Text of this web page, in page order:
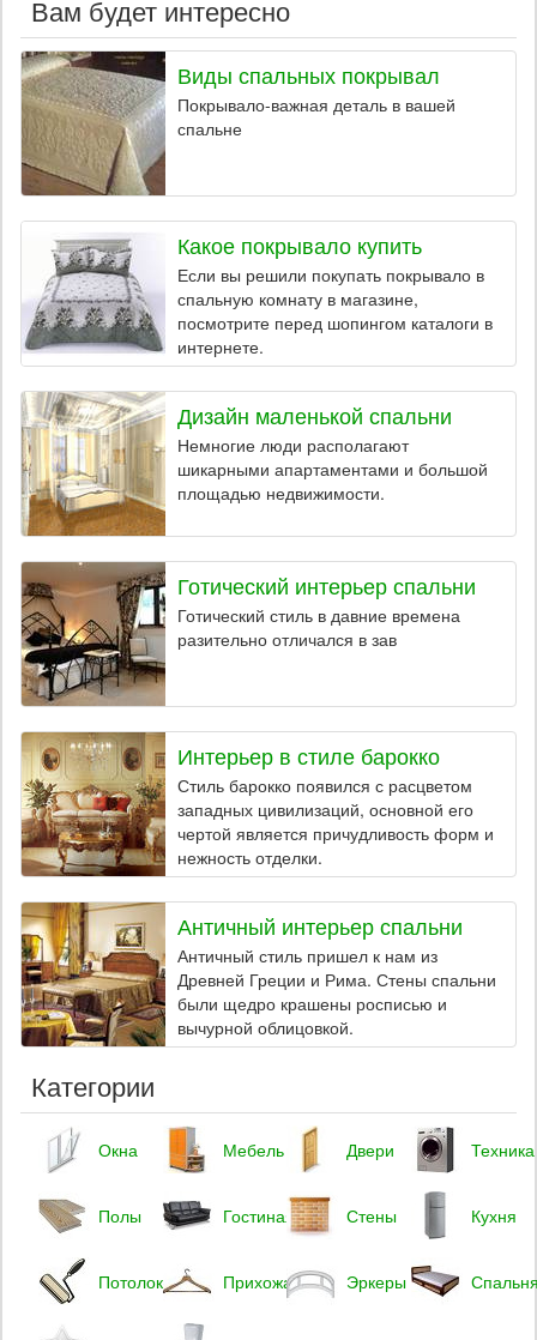
Вам будет интересно
Виды спальных покрывал
Покрывало-важная деталь в вашей
спальне
Какое покрывало купить
Если вы решили покупать покрывало в
спальную комнату в магазине,
посмотрите перед шопингом каталоги в
интернете.
Дизайн маленькой спальни
Немногие люди располагают
шикарными апартаментами и большой
площадью недвижимости.
Готический интерьер спальни
Готический стиль в давние времена
разительно отличался в зав
Интерьер в стиле барокко
Стиль барокко появился с расцветом
западных цивилизаций, основной его
чертой является причудливость форм и
нежность отделки.
Античный интерьер спальни
Античный стиль пришел к нам из
Древней Греции и Рима. Стены спальни
были щедро крашены росписью и
вычурной облицовкой.
Категории
Окна Мебель Двери Техника
Полы Гостиная Стены Кухня
Потолок Прихожая Эркеры